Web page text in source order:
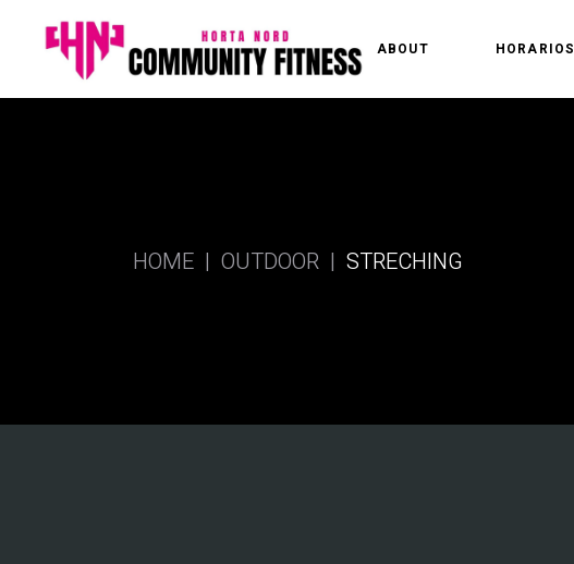
ABOUT HORARIOS
HOME OUTDOOR STRECHING